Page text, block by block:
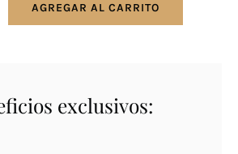
AGREGAR AL CARRITO
exclusivos: